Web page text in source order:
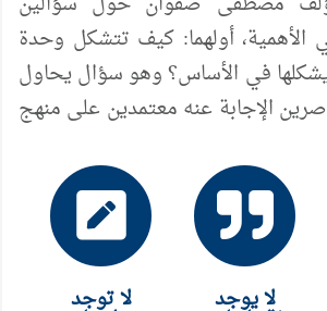
الأهمية، أولهما: كيف تتشكل وحدة
يشكلها في الأساس؟ وهو سؤال يحاول
الإجابة عنه معتمدين على منهج
دمج الإنسان الاقتصادي لِبنْتام
لدوركهايم. أما السؤال الثاني الذي
حوله أيضًا فهو يدور حول التساؤل
نعيش كما نحلم فرادى، تبعاً لقول
الوحدة التي يبدو أن لا حياة إنسانية
لا يوجد لا توجد